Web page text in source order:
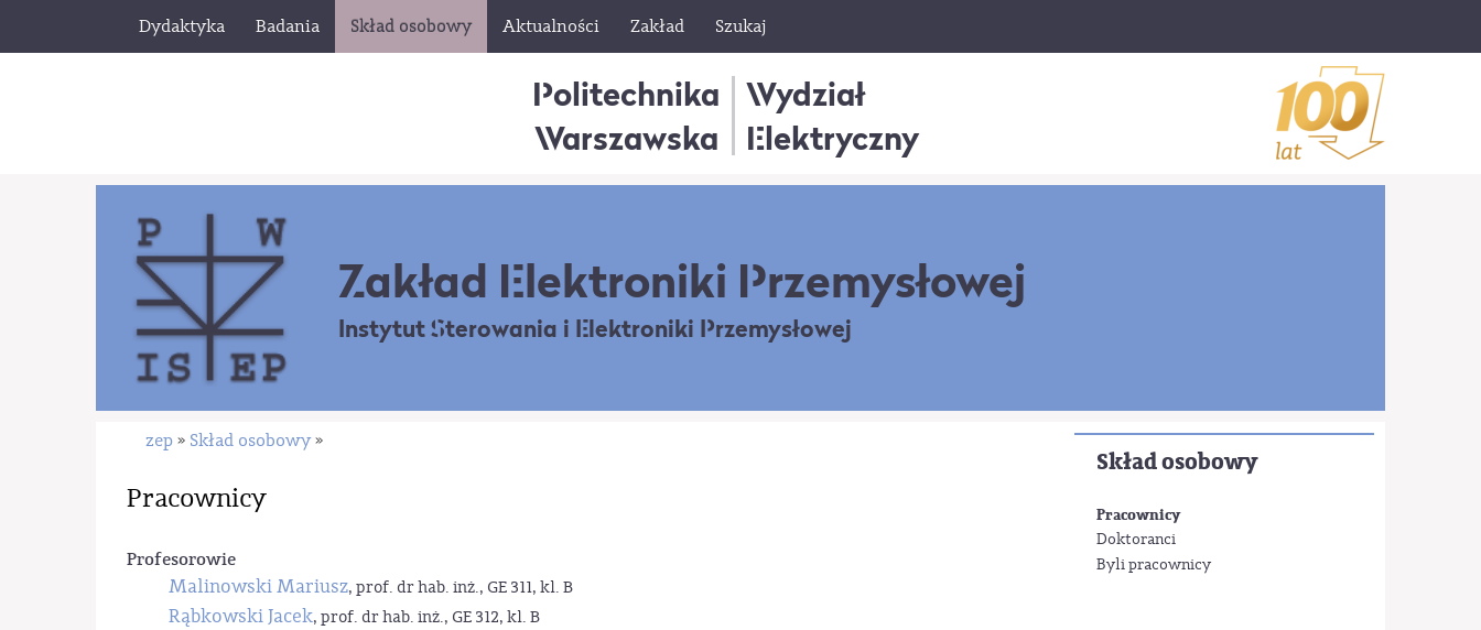
Dydaktyka Badania Skład osobowy Aktualności Zakład Szukaj
Politechnika
Warszawska
Wydział
Elektryczny
Zakład Elektroniki Przemysłowej
Instytut Sterowania i Elektroniki Przemysłowej
Skład osobowy
Pracownicy
Doktoranci
Byli pracownicy
zep » Skład osobowy »
Pracownicy
Profesorowie
Malinowski Mariusz, prof. dr hab. inż., GE 311, kl. B
Rąbkowski Jacek, prof. dr hab. inż., GE 312, kl. B